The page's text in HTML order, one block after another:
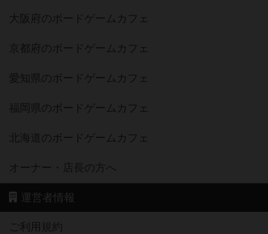
大阪府のボードゲームカフェ
京都府のボードゲームカフェ
愛知県のボードゲームカフェ
福岡県のボードゲームカフェ
北海道のボードゲームカフェ
オーナー・店長の方へ
運営者情報
ご利用規約